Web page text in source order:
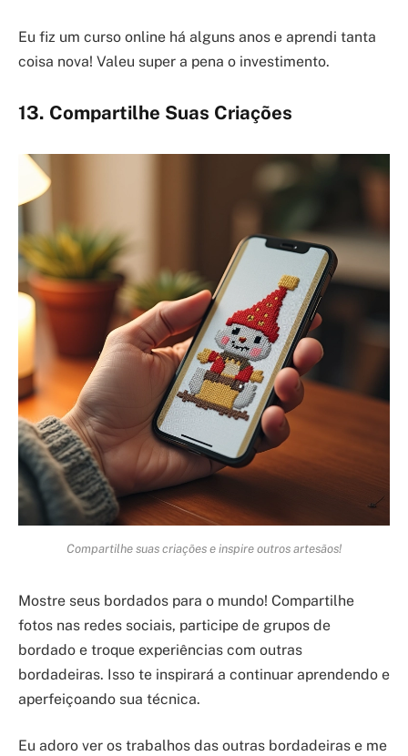
Eu fiz um curso online há alguns anos e aprendi tanta
coisa nova! Valeu super a pena o investimento.
13. Compartilhe Suas Criações
Compartilhe suas criações e inspire outros artesãos!
Mostre seus bordados para o mundo! Compartilhe
fotos nas redes sociais, participe de grupos de
bordado e troque experiências com outras
bordadeiras. Isso te inspirará a continuar aprendendo e
aperfeiçoando sua técnica.
Eu adoro ver os trabalhos das outras bordadeiras e me